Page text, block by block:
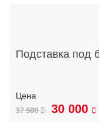
Подставка под
37 500 30 000